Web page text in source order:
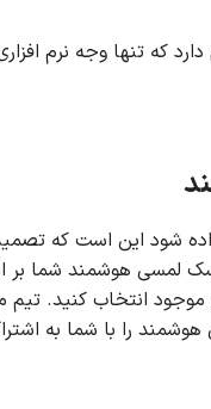
دارد که تنها وجه نرم
شود این است که
لمسی هوشمند شما
انتخاب کنید. تیم
را با شما به